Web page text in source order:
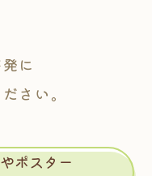
に
さい。
ポスター